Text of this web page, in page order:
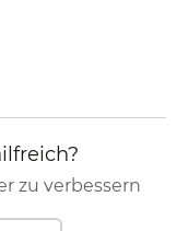
zu verbessern